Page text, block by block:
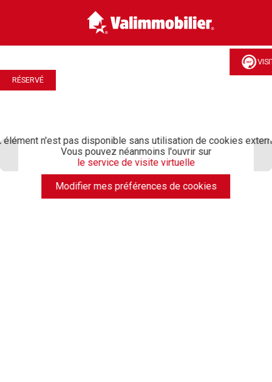
élément n'est pas disponible sans utilisation de cookies
Vous pouvez néanmoins l'ouvrir sur
le service de visite virtuelle
Modifier mes préférences de cookies
RÉSERVÉ